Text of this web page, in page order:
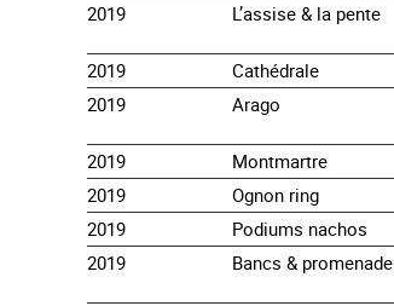
2019
L’assise & la pente
2019 Cathédrale
2019
Arago
2019 Montmartre
2019
Ognon ring
2019
Podiums nachos
2019
Bancs & promenade